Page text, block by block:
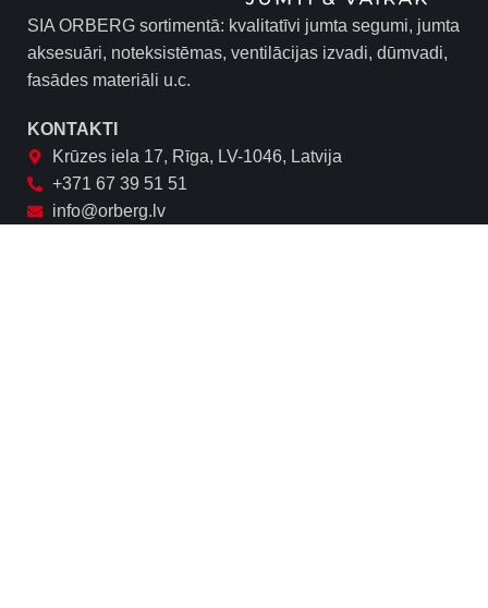
SIA ORBERG sortimentā: kvalitatīvi jumta segumi, jumta
aksesuāri, noteksistēmas, ventilācijas izvadi, dūmvadi,
fasādes materiāli u.c.
KONTAKTI
Krūzes iela 17, Rīga, LV-1046, Latvija
+371 67 39 51 51
info@orberg.lv